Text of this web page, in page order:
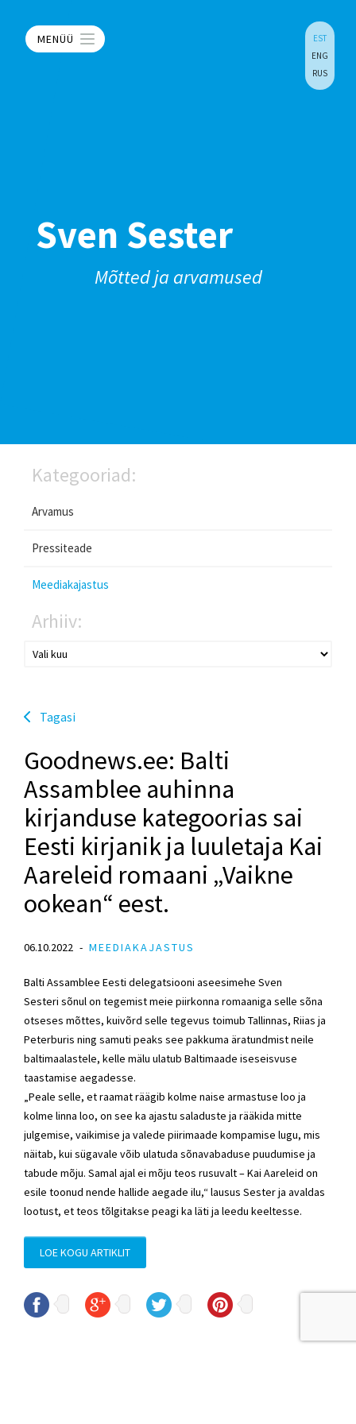
MENÜÜ
EST
ENG
RUS
Sven Sester
Mõtted ja arvamused
Kategooriad:
Arvamus
Pressiteade
Meediakajastus
Arhiiv:
Tagasi
Goodnews.ee: Balti
Assamblee auhinna
kirjanduse kategoorias sai
Eesti kirjanik ja luuletaja Kai
Aareleid romaani „Vaikne
ookean“ eest.
06.10.2022 MEEDIAKAJASTUS
Balti Assamblee Eesti delegatsiooni aseesimehe Sven
Sesteri sõnul on tegemist meie piirkonna romaaniga selle sõna
otseses mõttes, kuivõrd selle tegevus toimub Tallinnas, Riias ja
Peterburis ning samuti peaks see pakkuma äratundmist neile
baltimaalastele, kelle mälu ulatub Baltimaade iseseisvuse
taastamise aegadesse.
„Peale selle, et raamat räägib kolme naise armastuse loo ja
kolme linna loo, on see ka ajastu saladuste ja rääkida mitte
julgemise, vaikimise ja valede piirimaade kompamise lugu, mis
näitab, kui sügavale võib ulatuda sõnavabaduse puudumise ja
tabude mõju. Samal ajal ei mõju teos rusuvalt – Kai Aareleid on
esile toonud nende hallide aegade ilu,“ lausus Sester ja avaldas
lootust, et teos tõlgitakse peagi ka läti ja leedu keeltesse.
LOE KOGU ARTIKLIT